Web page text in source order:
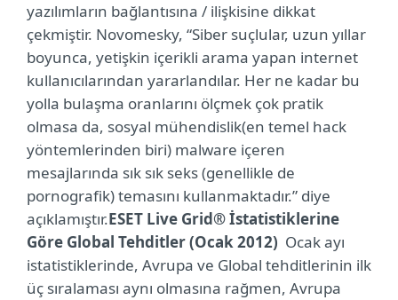
yazılımların bağlantısına / ilişkisine dikkat
çekmiştir. Novomesky, “Siber suçlular, uzun yıllar
boyunca, yetişkin içerikli arama yapan internet
kullanıcılarından yararlandılar. Her ne kadar bu
yolla bulaşma oranlarını ölçmek çok pratik
olmasa da, sosyal mühendislik(en temel hack
yöntemlerinden biri) malware içeren
mesajlarında sık sık seks (genellikle de
pornografik) temasını kullanmaktadır.” diye
açıklamıştır.ESET Live Grid® İstatistiklerine
Göre Global Tehditler (Ocak 2012) Ocak ayı
istatistiklerinde, Avrupa ve Global tehditlerinin ilk
üç sıralaması aynı olmasına rağmen, Avrupa